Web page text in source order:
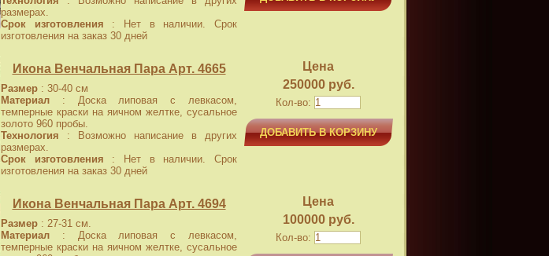
размерах.
Срок изготовления : Нет в наличии. Срок
изготовления на заказ 30 дней
Икона Венчальная Пара Арт. 4665
Размер : 30-40 см
Материал : Доска липовая с левкасом,
темперные краски на яичном желтке, сусальное
золото 960 пробы.
Технология : Возможно написание в других
размерах.
Срок изготовления : Нет в наличии. Срок
изготовления на заказ 30 дней
Цена
250000 руб.
Кол-во:
ДОБАВИТЬ В КОРЗИНУ
Икона Венчальная Пара Арт. 4694
Размер : 27-31 см.
Материал : Доска липовая с левкасом,
темперные краски на яичном желтке, сусальное
Цена
100000 руб.
Кол-во: